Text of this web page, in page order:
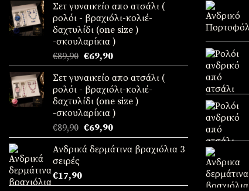
Σετ γυναικείο απο ατσάλι (
ρολόι - βραχιόλι-κολιέ-
δαχτυλίδι (one size )
-σκουλαρίκια )
€89,90 Original
price
was:
€89,90.
€69,90Η
τρέχουσα
τιμή
είναι:
€69,90.
Σετ γυναικείο απο ατσάλι (
ρολόι - βραχιόλι-κολιέ-
δαχτυλίδι (one size )
-σκουλαρίκια )
€89,90 Original
price
was:
€69,90Η
τρέχουσα
τιμή
Ανδρικά δερμάτινα βραχιόλια 3
σειρές
€17,90